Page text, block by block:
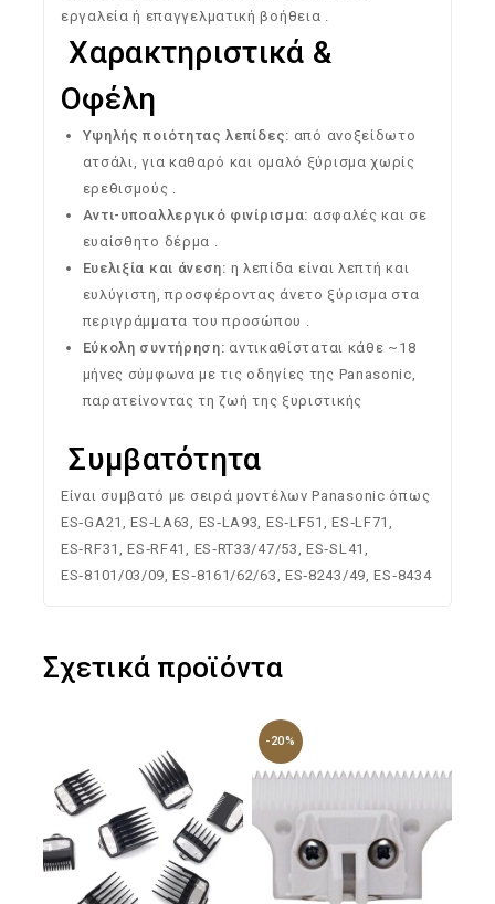
εργαλεία ή επαγγελματική βοήθεια .
Χαρακτηριστικά &
Οφέλη
Υψηλής ποιότητας λεπίδες: από ανοξείδωτο
ατσάλι, για καθαρό και ομαλό ξύρισμα χωρίς
ερεθισμούς .
Αντι-υποαλλεργικό φινίρισμα: ασφαλές και σε
ευαίσθητο δέρμα .
Ευελιξία και άνεση: η λεπίδα είναι λεπτή και
ευλύγιστη, προσφέροντας άνετο ξύρισμα στα
περιγράμματα του προσώπου .
Εύκολη συντήρηση: αντικαθίσταται κάθε ~18
μήνες σύμφωνα με τις οδηγίες της Panasonic,
παρατείνοντας τη ζωή της ξυριστικής
Συμβατότητα
Είναι συμβατό με σειρά μοντέλων Panasonic όπως
ES‑GA21, ES‑LA63, ES‑LA93, ES‑LF51, ES‑LF71,
ES‑RF31, ES‑RF41, ES‑RT33/47/53, ES‑SL41,
ES‑8101/03/09, ES‑8161/62/63, ES‑8243/49, ES‑8434
Σχετικά προϊόντα
-20%